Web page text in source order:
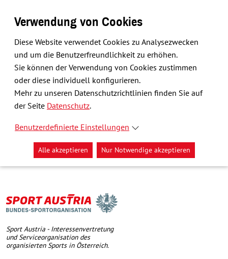
Verwendung von Cookies
Diese Website verwendet Cookies zu Analysezwecken
und um die Benutzerfreundlichkeit zu erhöhen.
Sie können der Verwendung von Cookies zustimmen
oder diese individuell konfigurieren.
Mehr zu unseren Datenschutzrichtlinien finden Sie auf
der Seite Datenschutz.
Benutzerdefinierte Einstellungen
Alle akzeptieren Nur Notwendige akzeptieren
Sport Austria - Interessenvertretung
und Serviceorganisation des
organisierten Sports in Österreich.